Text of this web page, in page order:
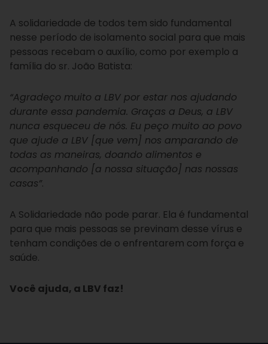
A solidariedade de todos tem sido fundamental
nesse período de isolamento social para que mais
pessoas recebam o auxílio, como por exemplo a
família do sr. João Batista:
“Agradeço muito a LBV por estar nos ajudando
durante essa pandemia. Graças a Deus, a LBV
nunca esqueceu de nós. Eu peço muito ao povo
que ajude a LBV [que vem] nos amparando de
todas as maneiras, doando alimentos e
acompanhando [a nossa situação] nas nossas
casas”.
A Solidariedade não pode parar. Ela é fundamental
para que mais pessoas se previnam desse vírus e
tenham condições de o enfrentarem com força e
saúde.
Você ajuda, a LBV faz!